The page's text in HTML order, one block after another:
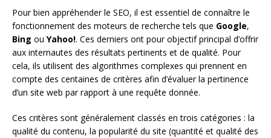
Pour bien appréhender le SEO, il est essentiel de connaître le
fonctionnement des moteurs de recherche tels que Google,
Bing ou Yahoo!. Ces derniers ont pour objectif principal d’offrir
aux internautes des résultats pertinents et de qualité. Pour
cela, ils utilisent des algorithmes complexes qui prennent en
compte des centaines de critères afin d’évaluer la pertinence
d’un site web par rapport à une requête donnée.
Ces critères sont généralement classés en trois catégories : la
qualité du contenu, la popularité du site (quantité et qualité des